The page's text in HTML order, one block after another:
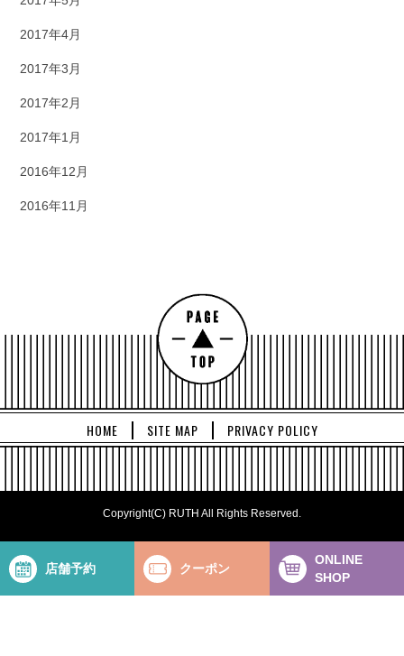
2017年4月
2017年3月
2017年2月
2017年1月
2016年12月
2016年11月
HOME SITE MAP PRIVACY POLICY
Copyright(C) RUTH All Rights Reserved.
店舗予約 クーポン
ONLINE
SHOP